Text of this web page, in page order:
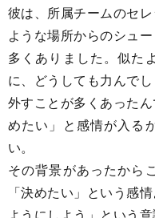
彼は、所属チームのセ
ような場所からのシュ
多くありました。似た
に、どうしても力んで
外すことが多くあった
めたい」と感情が入る
い。
その背景があったから
「決めたい」という感